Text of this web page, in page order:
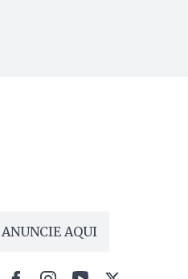
ANUNCIE AQUI